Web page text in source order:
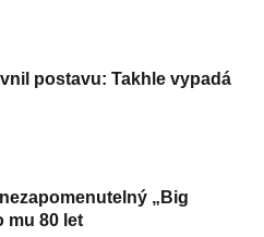
postavu: Takhle vypadá
„Big
mu 80 let